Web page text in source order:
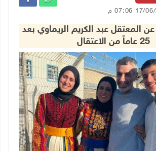
عن المعتقل عبد الكريم الريماوي بعد
25 عاماً من الاعتقال